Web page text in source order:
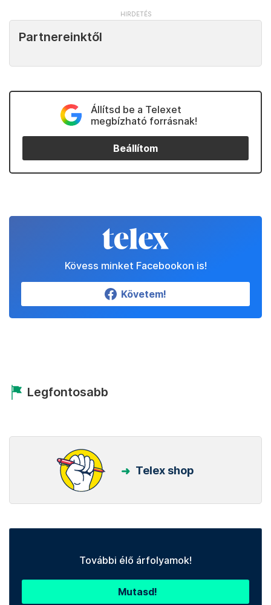
Partnereinktől
Állítsd be a Telexet
megbízható forrásnak!
Beállítom
Kövess minket Facebookon is!
Követem!
Legfontosabb
Telex shop
További élő árfolyamok!
Mutasd!